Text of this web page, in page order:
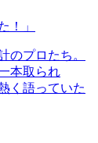
！」
のプロたち。
本取られ
く語っていた